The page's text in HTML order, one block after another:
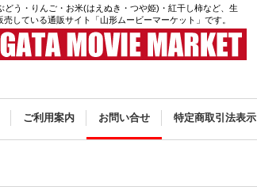
う・りんご・お米(はえぬき・つや姫)・紅干し柿など、生
している通販サイト「山形ムービーマーケット」です。
ご利用案内 お問い合せ 特定商取引法表示